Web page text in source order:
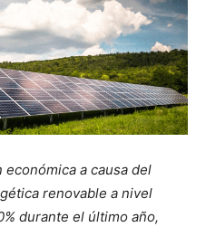
a causa del
renovable a nivel
durante el último año,